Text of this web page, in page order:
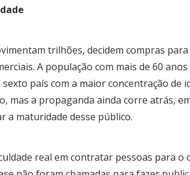
trilhões, decidem compras
A população com mais de 60
sexto país com a maior concentração de
mas a propaganda ainda corre atrás,
a maturidade desse público.
real em contratar pessoas para